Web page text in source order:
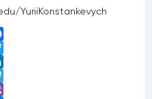
YuriiKonstankevych